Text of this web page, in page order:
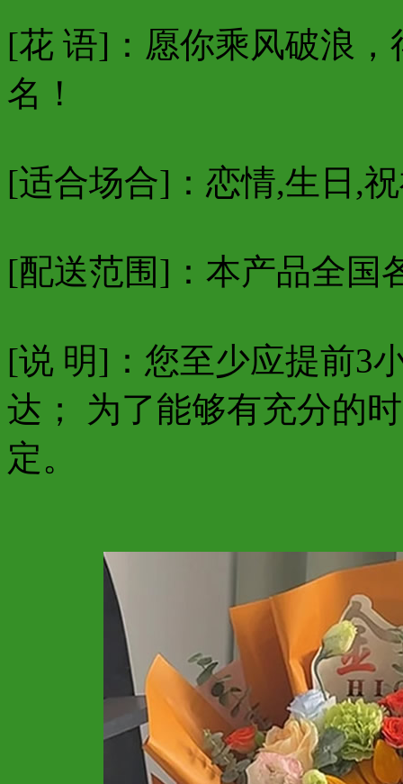
[花 语]：愿你乘风破浪
名！
[适合场合]：恋情,生日,
[配送范围]：本产品全国
[说 明]：您至少应提前3
达； 为了能够有充分的
定。